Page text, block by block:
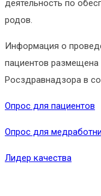
деятельность по
родов.
Информация о
пациентов
Росздравнадзора в
Опрос для пациентов
Опрос для
Лидер качества